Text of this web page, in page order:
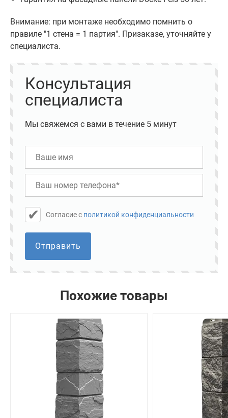
Внимание: при монтаже необходимо помнить о
правиле "1 стена = 1 партия". Призаказе, уточняйте у
специалиста.
Консультация
специалиста
Мы свяжемся с вами в течение 5 минут
Cогласие с политикой конфиденциальности
Отправить
Похожие товары